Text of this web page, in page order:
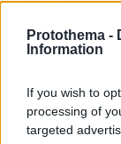
Protothema -
Information
If you wish to
processing of
targeted